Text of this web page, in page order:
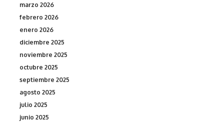
marzo 2026
febrero 2026
enero 2026
diciembre 2025
noviembre 2025
octubre 2025
septiembre 2025
agosto 2025
julio 2025
junio 2025